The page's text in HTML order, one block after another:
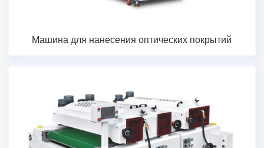
Машина для нанесения оптических покрытий